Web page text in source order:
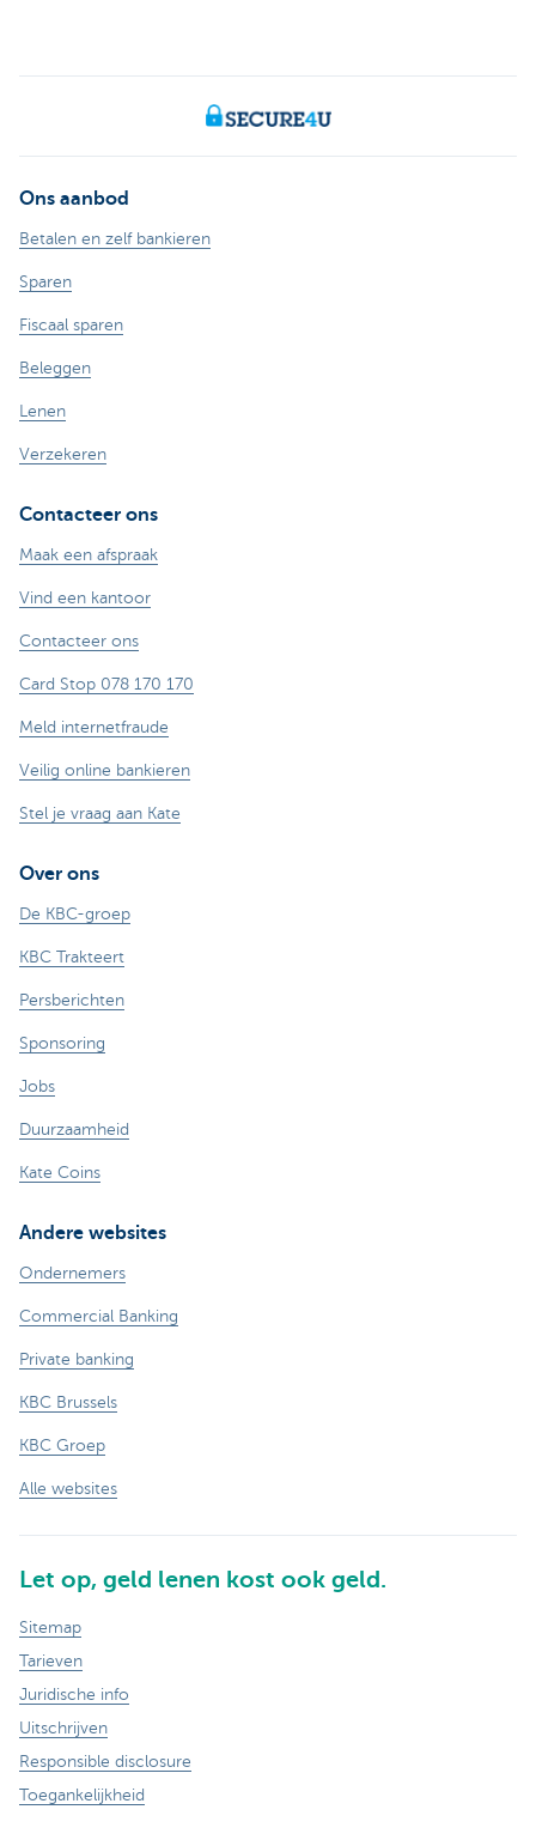
Ons aanbod
Betalen en zelf bankieren
Sparen
Fiscaal sparen
Beleggen
Lenen
Verzekeren
Contacteer ons
Maak een afspraak
Vind een kantoor
Contacteer ons
Card Stop 078 170 170
Meld internetfraude
Veilig online bankieren
Stel je vraag aan Kate
Over ons
De KBC-groep
KBC Trakteert
Persberichten
Sponsoring
Jobs
Duurzaamheid
Kate Coins
Andere websites
Ondernemers
Commercial Banking
Private banking
KBC Brussels
KBC Groep
Alle websites
Let op, geld lenen kost ook geld.
Sitemap
Tarieven
Juridische info
Uitschrijven
Responsible disclosure
Toegankelijkheid